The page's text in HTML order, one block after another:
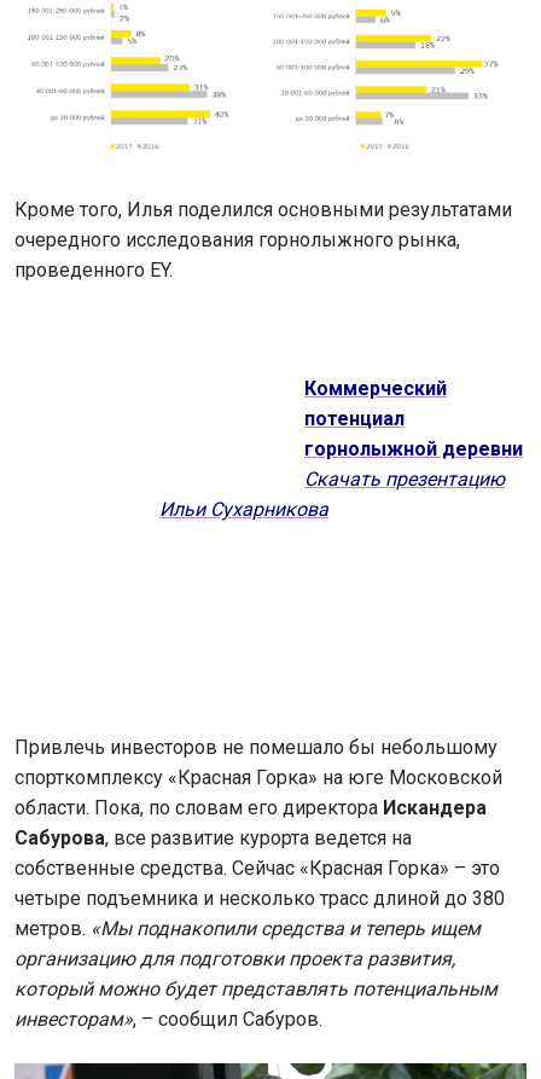
Кроме того, Илья поделился основными результатами
очередного исследования горнолыжного рынка,
проведенного EY.
Коммерческий
потенциал
горнолыжной деревни
Скачать презентацию
Ильи Сухарникова
Привлечь инвесторов не помешало бы небольшому
спорткомплексу «Красная Горка» на юге Московской
области. Пока, по словам его директора Искандера
Сабурова, все развитие курорта ведется на
собственные средства. Сейчас «Красная Горка» – это
четыре подъемника и несколько трасс длиной до 380
метров. «Мы поднакопили средства и теперь ищем
организацию для подготовки проекта развития,
который можно будет представлять потенциальным
инвесторам», – сообщил Сабуров.